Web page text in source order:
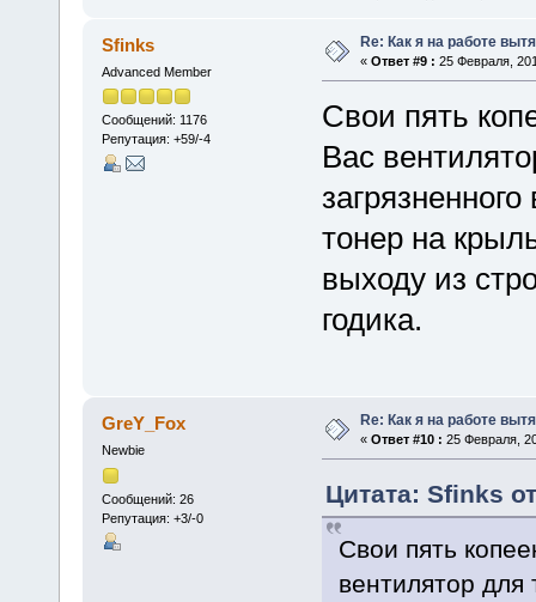
Sfinks
Advanced Member
Сообщений: 1176
Репутация: +59/-4
Re: Как я на работе
« Ответ #9 : 25 Февраля,
Свои пять
Вас
тонер на
выходу из
годика.
GreY_Fox
Newbie
Сообщений: 26
Репутация: +3/-0
Re: Как я на работе
« Ответ #10 : 25 Февраля,
Цитата: Sfinks
Свои пять
вентилятор для